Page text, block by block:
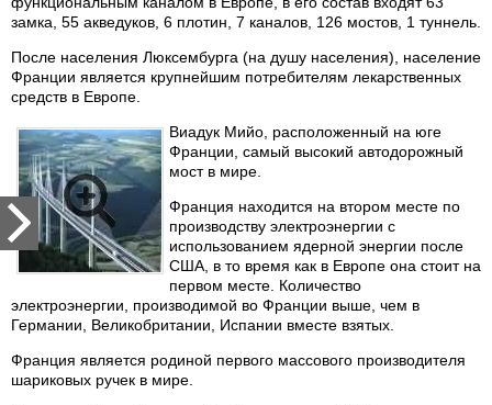
замка, 55 акведуков, 6 плотин, 7 каналов, 126 мостов, 1 туннель.
После населения Люксембурга (на душу населения), население
Франции является крупнейшим потребителям лекарственных
средств в Европе.
Виадук Мийо, расположенный на юге
Франции, самый высокий автодорожный
мост в мире.
Франция находится на втором месте по
производству электроэнергии с
использованием ядерной энергии после
США, в то время как в Европе она стоит на
первом месте. Количество
электроэнергии, производимой во Франции выше, чем в
Германии, Великобритании, Испании вместе взятых.
Франция является родиной первого массового производителя
шариковых ручек в мире.